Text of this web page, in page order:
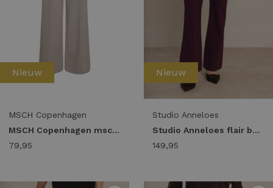
Nieuw
MSCH Copenhagen
MSCH Copenhagen mschmarceli hw pants long warm lgm
79,95
Nieuw
Studio Anneloes
Studio Anneloes flair bonded trousers 94800 Flared 3800 blackberry
149,95